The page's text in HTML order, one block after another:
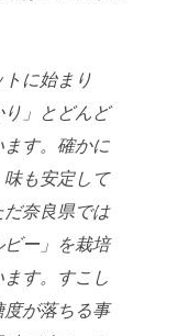
に始まり
」
とどんど
す。確かに
味も安定して
奈良県では
ー」を栽培
ます。すこし
度が落ちる事